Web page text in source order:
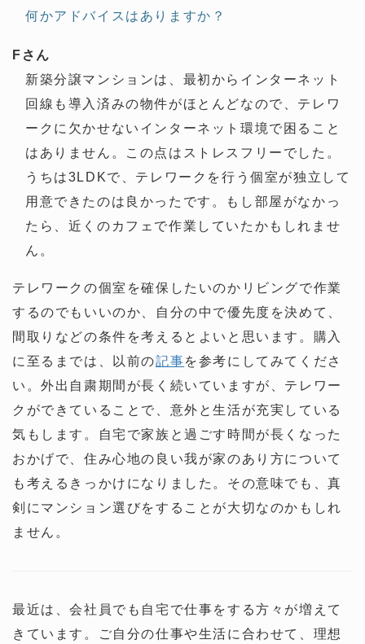
何かアドバイスはありますか？
Fさん
新築分譲マンションは、最初からインターネット
回線も導入済みの物件がほとんどなので、テレワ
ークに欠かせないインターネット環境で困ること
はありません。この点はストレスフリーでした。
うちは3LDKで、テレワークを行う個室が独立して
用意できたのは良かったです。もし部屋がなかっ
たら、近くのカフェで作業していたかもしれませ
ん。
テレワークの個室を確保したいのかリビングで作業
するのでもいいのか、自分の中で優先度を決めて、
間取りなどの条件を考えるとよいと思います。購入
に至るまでは、以前の記事を参考にしてみてくださ
い。外出自粛期間が長く続いていますが、テレワー
クができていることで、意外と生活が充実している
気もします。自宅で家族と過ごす時間が長くなった
おかげで、住み心地の良い我が家のあり方について
も考えるきっかけになりました。その意味でも、真
剣にマンション選びをすることが大切なのかもしれ
ません。
最近は、会社員でも自宅で仕事をする方々が増えて
きています。ご自分の仕事や生活に合わせて、理想